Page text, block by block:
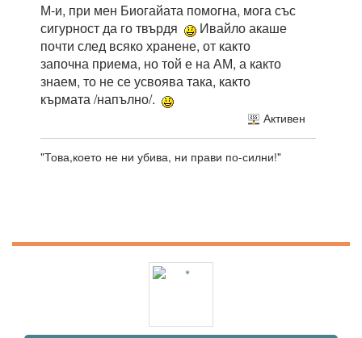
М-и, при мен Биогайата помогна, мога със
сигурност да го твърдя
Ивайло акаше
почти след всяко хранене, от както
започна приема, но той е на АМ, а както
знаем, то не се усвоява така, както
кърмата /напълно/.
Активен
"Това,което не ни убива, ни прави по-силни!"